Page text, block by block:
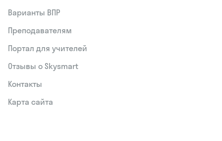
Варианты ВПР
Преподавателям
Портал для учителей
Отзывы о Skysmart
Контакты
Карта сайта